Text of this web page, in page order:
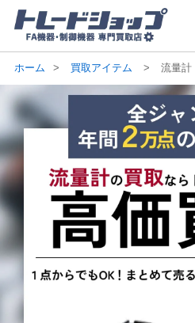
ホーム 買取アイテム 流量計